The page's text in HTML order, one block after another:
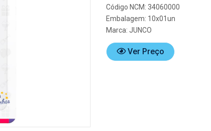
Código NCM: 34060000
Embalagem: 10x01un
Marca: JUNCO
Ver Preço